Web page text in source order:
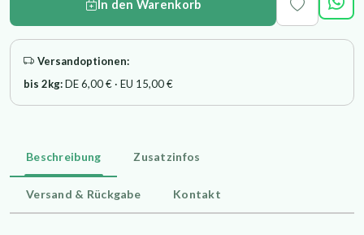
In den Warenkorb
Versandoptionen:
bis 2kg:DE 6,00 € · EU 15,00 €
Beschreibung Zusatzinfos
Versand & Rückgabe Kontakt